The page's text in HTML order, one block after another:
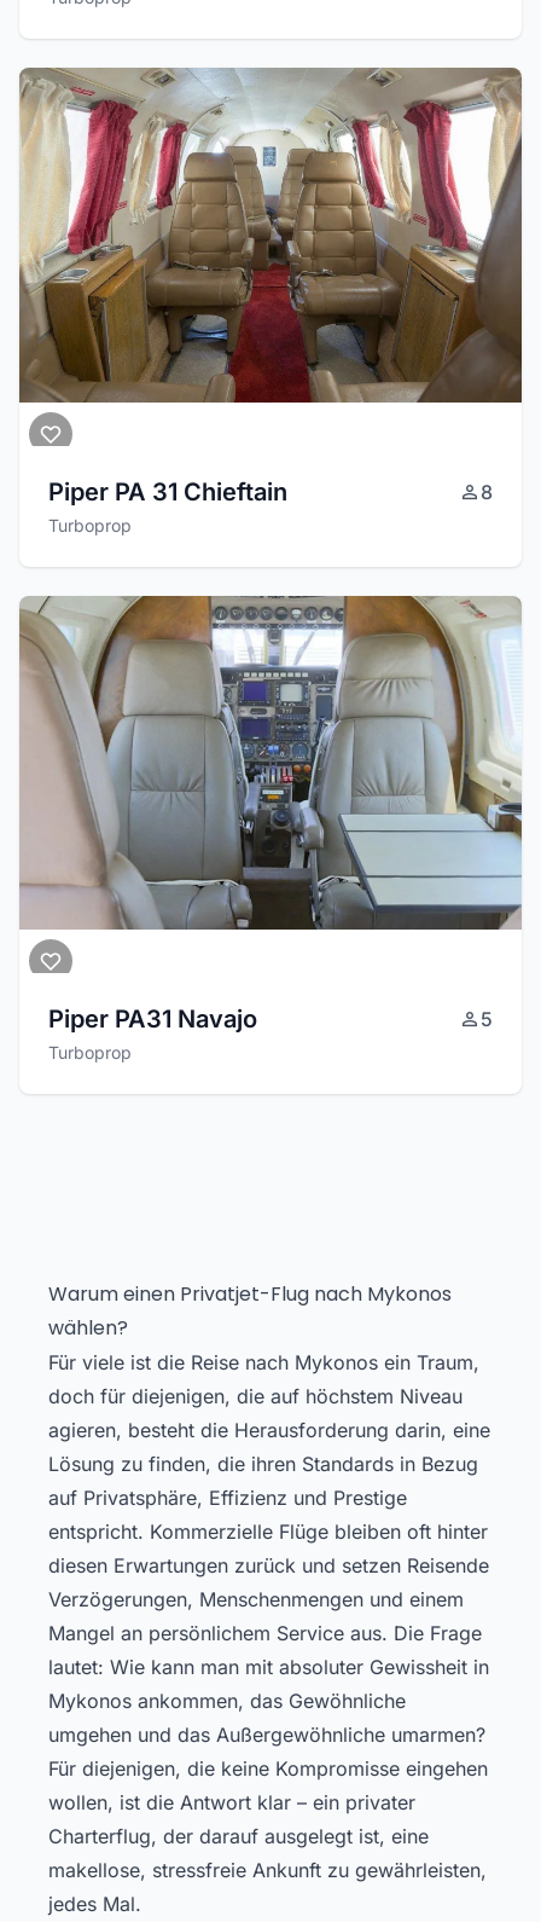
Piper PA 31 Chieftain 8
Turboprop
Piper PA31 Navajo 5
Turboprop
Warum einen Privatjet-Flug nach Mykonos
wählen?
Für viele ist die Reise nach Mykonos ein Traum,
doch für diejenigen, die auf höchstem Niveau
agieren, besteht die Herausforderung darin, eine
Lösung zu finden, die ihren Standards in Bezug
auf Privatsphäre, Effizienz und Prestige
entspricht. Kommerzielle Flüge bleiben oft hinter
diesen Erwartungen zurück und setzen Reisende
Verzögerungen, Menschenmengen und einem
Mangel an persönlichem Service aus. Die Frage
lautet: Wie kann man mit absoluter Gewissheit in
Mykonos ankommen, das Gewöhnliche
umgehen und das Außergewöhnliche umarmen?
Für diejenigen, die keine Kompromisse eingehen
wollen, ist die Antwort klar – ein privater
Charterflug, der darauf ausgelegt ist, eine
makellose, stressfreie Ankunft zu gewährleisten,
jedes Mal.